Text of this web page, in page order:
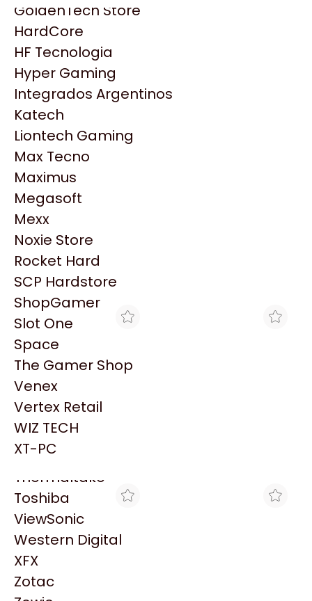
HP
HyperX
INNO3D
Intel
Kingston
Lenovo
Logitech
MSI
NVIDIA GeForce
NZXT
PNY
Palit
Philips
PowerColor
Razer
Redragon
Samsung
Sandisk
Sapphire
Seagate
Sentey
Solarmax
Thermaltake
Toshiba
ViewSonic
Western Digital
XFX
Zotac
GoldenTech Store
HardCore
HF Tecnologia
Hyper Gaming
Integrados Argentinos
Katech
Liontech Gaming
Max Tecno
Maximus
Megasoft
Mexx
Noxie Store
Rocket Hard
SCP Hardstore
ShopGamer
Slot One
Space
The Gamer Shop
Venex
Vertex Retail
WIZ TECH
XT-PC
Productos
Similares
Explorá más productos similares
MAX TECNO
IMPRESORA EPSON M3170
$891.855